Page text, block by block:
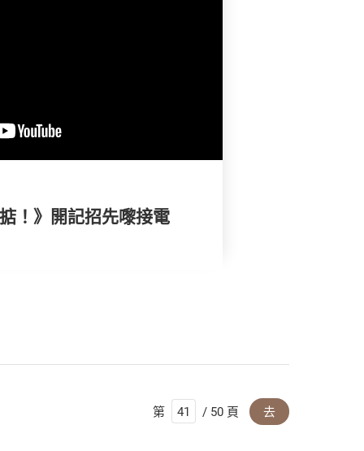
！》開記招先嚟接電
第 / 50 頁 去